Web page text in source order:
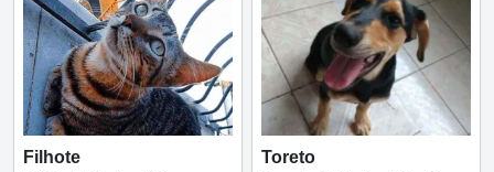
Filhote
Toreto